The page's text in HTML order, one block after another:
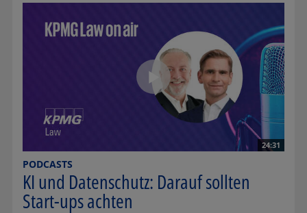
24:31
PODCASTS
KI und Datenschutz: Darauf sollten
Start-ups achten